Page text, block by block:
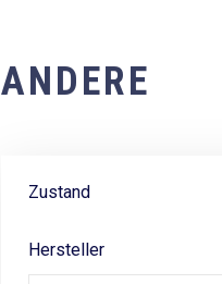
ANDERE
Zustand
Hersteller